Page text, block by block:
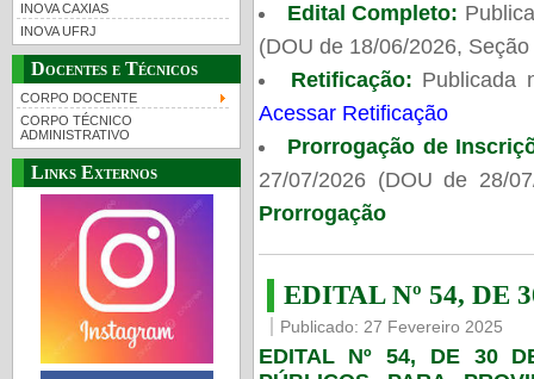
INOVA CAXIAS
INOVA UFRJ
Docentes e Técnicos
CORPO DOCENTE
CORPO TÉCNICO
ADMINISTRATIVO
Links Externos
Edital Completo:
(DOU de 18/06/2026,
Retificação: Publicada
Acessar Retificação
Prorrogação de
27/07/2026 (DOU de 28/
Prorrogação
EDITAL Nº 54, DE
Publicado: 27 Fevereiro 2025
EDITAL Nº 54, DE 30